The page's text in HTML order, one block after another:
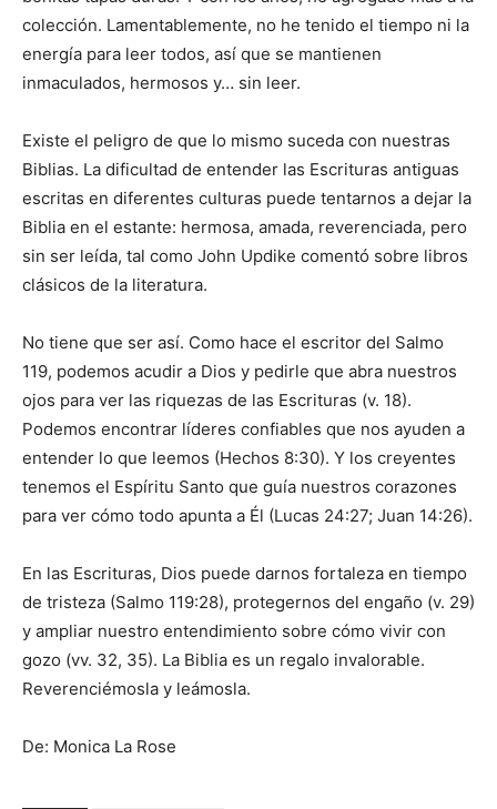
colección. Lamentablemente, no he tenido el tiempo ni la
energía para leer todos, así que se mantienen
inmaculados, hermosos y… sin leer.
Existe el peligro de que lo mismo suceda con nuestras
Biblias. La dificultad de entender las Escrituras antiguas
escritas en diferentes culturas puede tentarnos a dejar la
Biblia en el estante: hermosa, amada, reverenciada, pero
sin ser leída, tal como John Updike comentó sobre libros
clásicos de la literatura.
No tiene que ser así. Como hace el escritor del Salmo
119, podemos acudir a Dios y pedirle que abra nuestros
ojos para ver las riquezas de las Escrituras (v. 18).
Podemos encontrar líderes confiables que nos ayuden a
entender lo que leemos (Hechos 8:30). Y los creyentes
tenemos el Espíritu Santo que guía nuestros corazones
para ver cómo todo apunta a Él (Lucas 24:27; Juan 14:26).
En las Escrituras, Dios puede darnos fortaleza en tiempo
de tristeza (Salmo 119:28), protegernos del engaño (v. 29)
y ampliar nuestro entendimiento sobre cómo vivir con
gozo (vv. 32, 35). La Biblia es un regalo invalorable.
Reverenciémosla y leámosla.
De: Monica La Rose